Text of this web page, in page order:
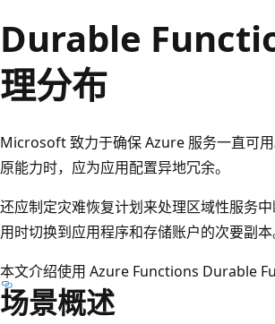
Durable
理分布
Microsoft 致力于确保 Azure 服务一直可
原能力时，应为应用配置异地冗余。
还应制定灾难恢复计划来处理区域性服务
用时切换到应用程序和存储账户的次要副本
本文介绍使用 Azure Functions Durable
场景概述